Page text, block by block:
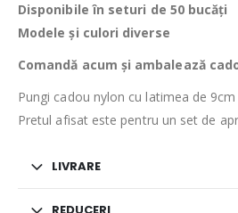
Disponibile în seturi de 50 bucăți
Modele și culori diverse
Comandă acum și ambalează
Pungi cadou nylon cu latimea de
Pretul afisat este pentru un set de
LIVRARE